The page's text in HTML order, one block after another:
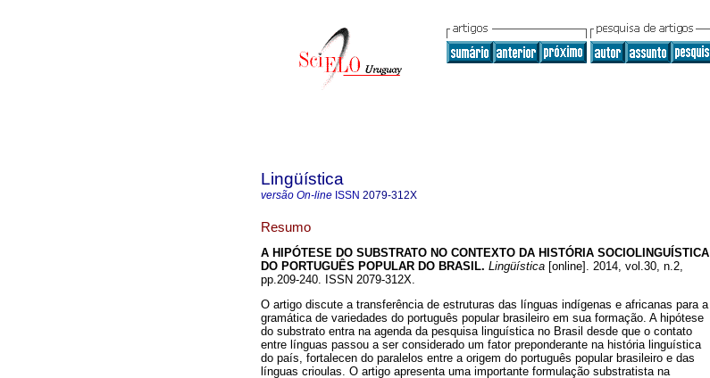
Lingüística
versão On-line ISSN 2079-312X
Resumo
A HIPÓTESE DO SUBSTRATO NO CONTEXTO DA HISTÓRIA SOCIOLINGUÍSTICA
DO PORTUGUÊS POPULAR DO BRASIL. Lingüística [online]. 2014, vol.30, n.2,
pp.209-240. ISSN 2079-312X.
O artigo discute a transferência de estruturas das línguas indígenas e africanas para a
gramática de variedades do português popular brasileiro em sua formação. A hipótese
do substrato entra na agenda da pesquisa linguística no Brasil desde que o contato
entre línguas passou a ser considerado um fator preponderante na história linguística
do país, fortalecen do paralelos entre a origem do português popular brasileiro e das
línguas crioulas. O artigo apresenta uma importante formulação substratista na